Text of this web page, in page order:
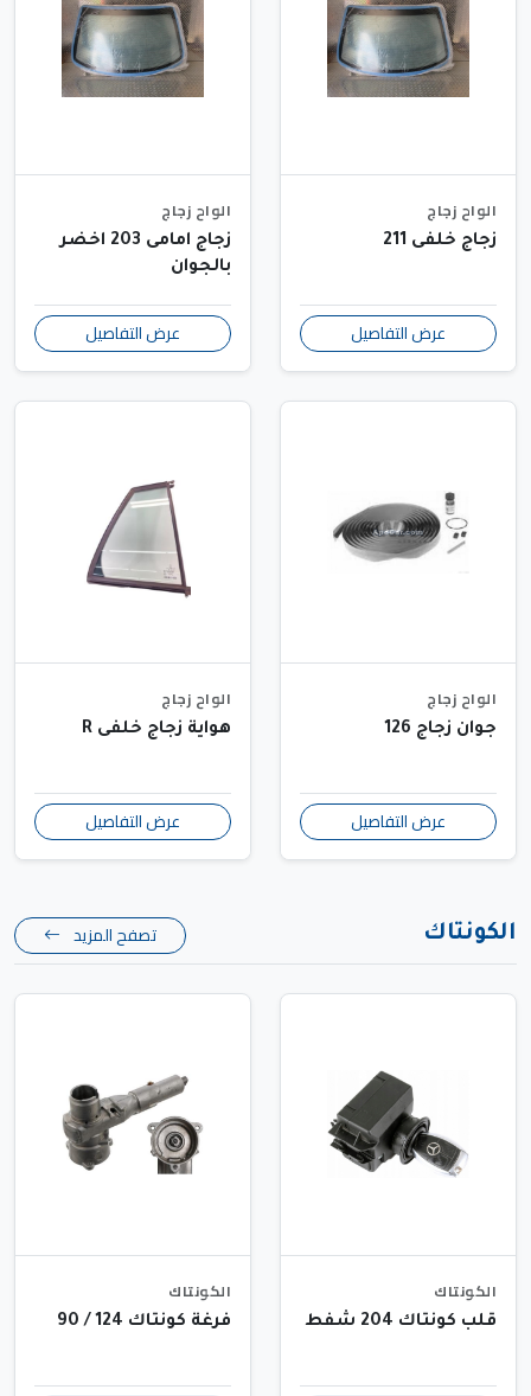
الواح زجاج
زجاج خلفى 211
عرض التفاصيل
الواح زجاج
زجاج امامى 203 اخضر
بالجوان
عرض التفاصيل
الواح زجاج
جوان زجاج 126
عرض التفاصيل
الواح زجاج
هواية زجاج خلفى R
عرض التفاصيل
الكونتاك تصفح المزيد
الكونتاك
قلب كونتاك 204 شفط
الكونتاك
فرغة كونتاك 124 / 90